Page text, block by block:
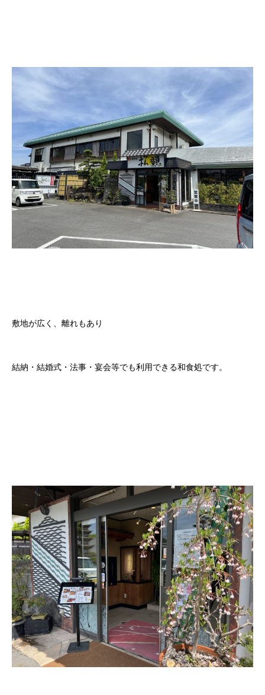
敷地が広く、離れもあり
結納・結婚式・法事・宴会等でも利用できる和食処です。